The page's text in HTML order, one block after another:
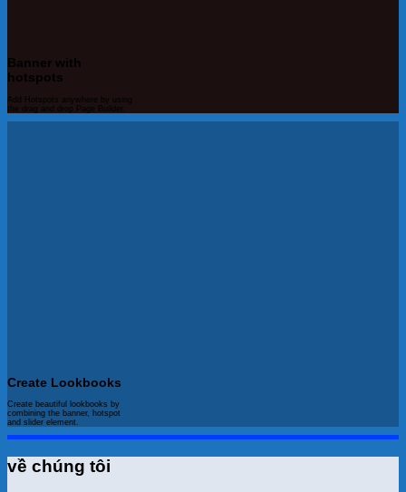
Banner with
hotspots
Create Lookbooks
Create beautiful lookbooks by
combining the banner, hotspot
and slider element.
về chúng tôi